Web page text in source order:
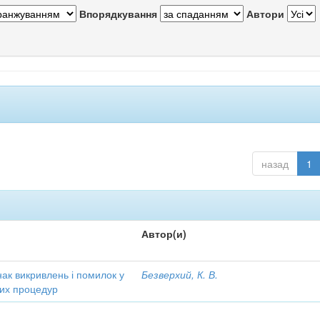
Впорядкування Автори
назад 1
Автор(и)
викривлень і помилок у
процедур
Безверхий, К. В.